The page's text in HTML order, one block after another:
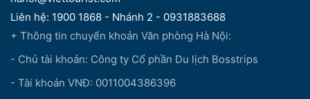
Liên hệ: 1900 1868 - Nhánh 2 - 0931883688
+ Thông tin chuyển khoản Văn phòng Hà Nội:
- Chủ tài khoản: Công ty Cổ phần Du lịch Bosstrips
- Tài khoản VNĐ: 0011004386396